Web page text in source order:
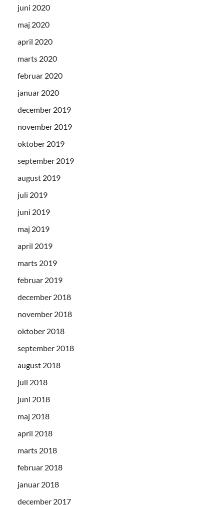
juni 2020
maj 2020
april 2020
marts 2020
februar 2020
januar 2020
december 2019
november 2019
oktober 2019
september 2019
august 2019
juli 2019
juni 2019
maj 2019
april 2019
marts 2019
februar 2019
december 2018
november 2018
oktober 2018
september 2018
august 2018
juli 2018
juni 2018
maj 2018
april 2018
marts 2018
februar 2018
januar 2018
december 2017